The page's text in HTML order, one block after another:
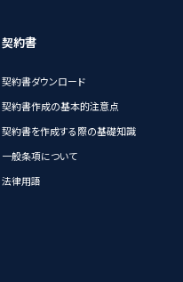
契約書
契約書ダウンロード
契約書作成の基本的注意点
契約書を作成する際の基礎知識
一般条項について
法律用語